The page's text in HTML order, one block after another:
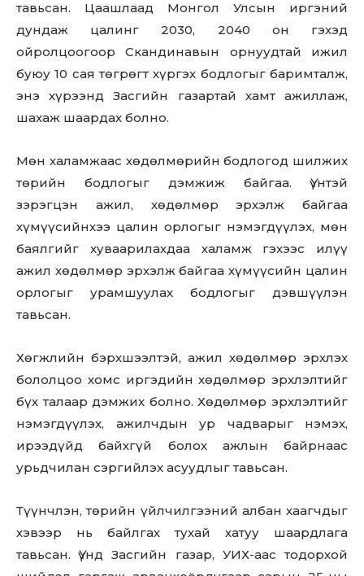
тавьсан. Цаашлаад Монгол Улсын иргэний
дундаж цалинг 2030, 2040 он гэхэд
ойролцоогоор Скандинавын орнуудтай ижил
буюу 10 сая төгрөгт хүргэх бодлогыг баримталж,
энэ хүрээнд Засгийн газартай хамт ажиллаж,
шахаж шаардах болно.
Мөн халамжаас хөдөлмөрийн бодлогод шилжих
төрийн бодлогыг дэмжиж байгаа. Үүнтэй
зэрэгцэн ажил, хөдөлмөр эрхэлж байгаа
хүмүүсийнхээ цалин орлогыг нэмэгдүүлэх, мөн
баялгийг хуваарилахдаа халамж гэхээс илүү
ажил хөдөлмөр эрхэлж байгаа хүмүүсийн цалин
орлогыг урамшуулах бодлогыг дэвшүүлэн
тавьсан.
Хөгжлийн бэрхшээлтэй, ажил хөдөлмөр эрхлэх
бололцоо хомс иргэдийн хөдөлмөр эрхлэлтийг
бүх талаар дэмжих болно. Хөдөлмөр эрхлэлтийг
нэмэгдүүлэх, ажилчдын ур чадварыг нэмэх,
ирээдүйд байхгүй болох ажлын байрнаас
урьдчилан сэргийлэх асуудлыг тавьсан.
Түүнчлэн, төрийн үйлчилгээний албан хаагчдыг
хэвээр нь байлгах тухай хатуу шаардлага
тавьсан. Үүнд Засгийн газар, УИХ-аас тодорхой